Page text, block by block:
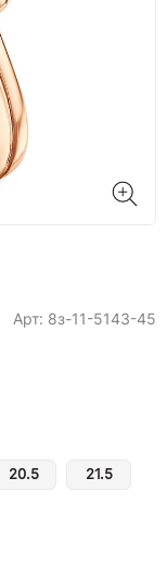
Арт: 8з-11-5143-45
20.5 21.5